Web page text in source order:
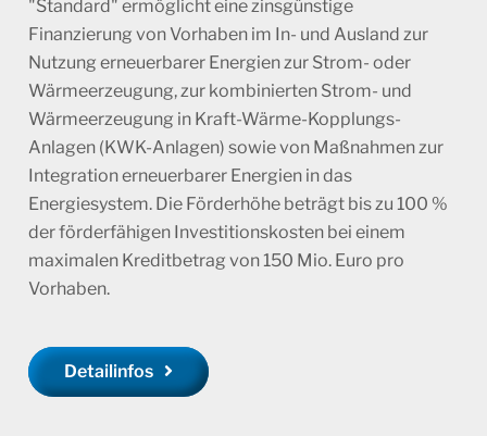
"Standard" ermöglicht eine zinsgünstige
Finanzierung von Vorhaben im In- und Ausland zur
Nutzung erneuerbarer Energien zur Strom- oder
Wärmeerzeugung, zur kombinierten Strom- und
Wärmeerzeugung in Kraft-Wärme-Kopplungs-
Anlagen (KWK-Anlagen) sowie von Maßnahmen zur
Integration erneuerbarer Energien in das
Energiesystem. Die Förderhöhe beträgt bis zu 100 %
der förderfähigen Investitionskosten bei einem
maximalen Kreditbetrag von 150 Mio. Euro pro
Vorhaben.
Detailinfos